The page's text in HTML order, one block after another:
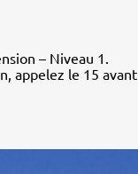
– Niveau 1.
appelez le 15 avant